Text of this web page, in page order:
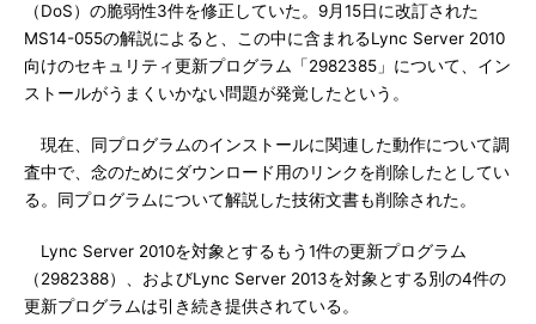
（DoS）の脆弱性3件を修正していた。9月15日に改訂された
MS14-055の解説によると、この中に含まれるLync Server 2010
向けのセキュリティ更新プログラム「2982385」について、イン
ストールがうまくいかない問題が発覚したという。
現在、同プログラムのインストールに関連した動作について調
査中で、念のためにダウンロード用のリンクを削除したとしてい
る。同プログラムについて解説した技術文書も削除された。
Lync Server 2010を対象とするもう1件の更新プログラム
（2982388）、およびLync Server 2013を対象とする別の4件の
更新プログラムは引き続き提供されている。